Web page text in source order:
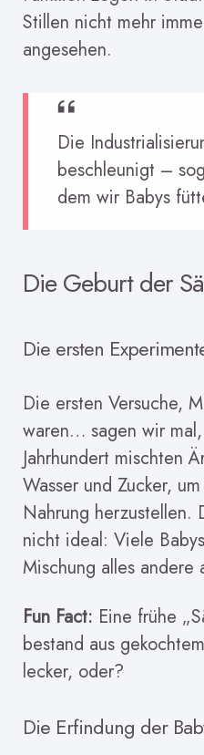
Stillen nicht mehr
angesehen.
Die
beschleunigt –
dem wir Babys
Die Geburt der
Die ersten
Die ersten Versuche,
waren… sagen wir
Jahrhundert mischten
Wasser und Zucker,
Nahrung herzustellen.
nicht ideal: Viele
Mischung alles andere
Fun Fact: Eine frühe
bestand aus
lecker, oder?
Die Erfindung der